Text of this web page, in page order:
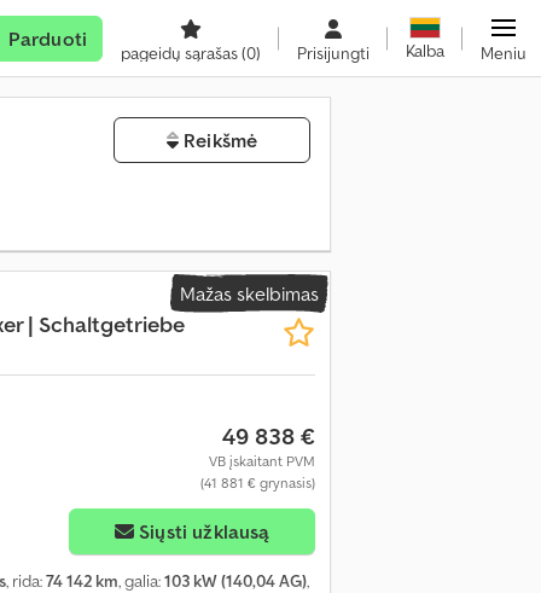
Parduoti
pageidų sąrašas(0) Prisijungti Kalba Meniu
Reikšmė
Mažas skelbimas
| Schaltgetriebe
49 838 €
VB įskaitant PVM
(41 881 € grynasis)
Siųsti užklausą
, rida:74 142 km, galia:103 kW (140,04 AG),